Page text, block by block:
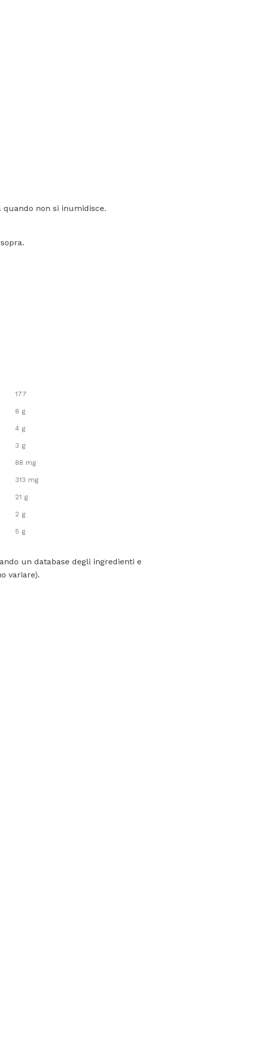
non si inumidisce.
177
8 g
4 g
3 g
88 mg
313 mg
21 g
2 g
5 g
un database degli ingredienti e
variare).